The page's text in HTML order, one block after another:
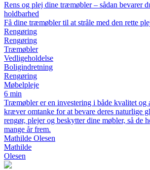
Rens og plej dine træmøbler – sådan bevarer
holdbarhed
Få dine træmøbler til at stråle med den rette
Rengøring
Rengøring
Træmøbler
Vedligeholdelse
Boligindretning
Rengøring
Møbelpleje
6 min
Træmøbler er en investering i både kvalitet og
kræver omtanke for at bevare deres naturlige
rengør, plejer og beskytter dine møbler, så de
mange år frem.
Mathilde Olesen
Mathilde
Olesen